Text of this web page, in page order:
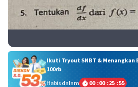
Ikuti Tryout SNBT & Menangkan
100rb
Habis dalam
00 :00 :25 :55